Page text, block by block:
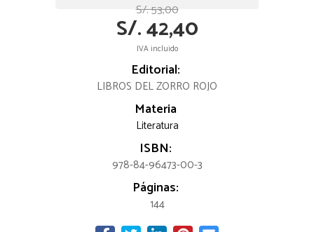
S/. 53,00
S/. 42,40
IVA incluido
Editorial:
LIBROS DEL ZORRO ROJO
Materia
Literatura
ISBN:
978-84-96473-00-3
Páginas:
144